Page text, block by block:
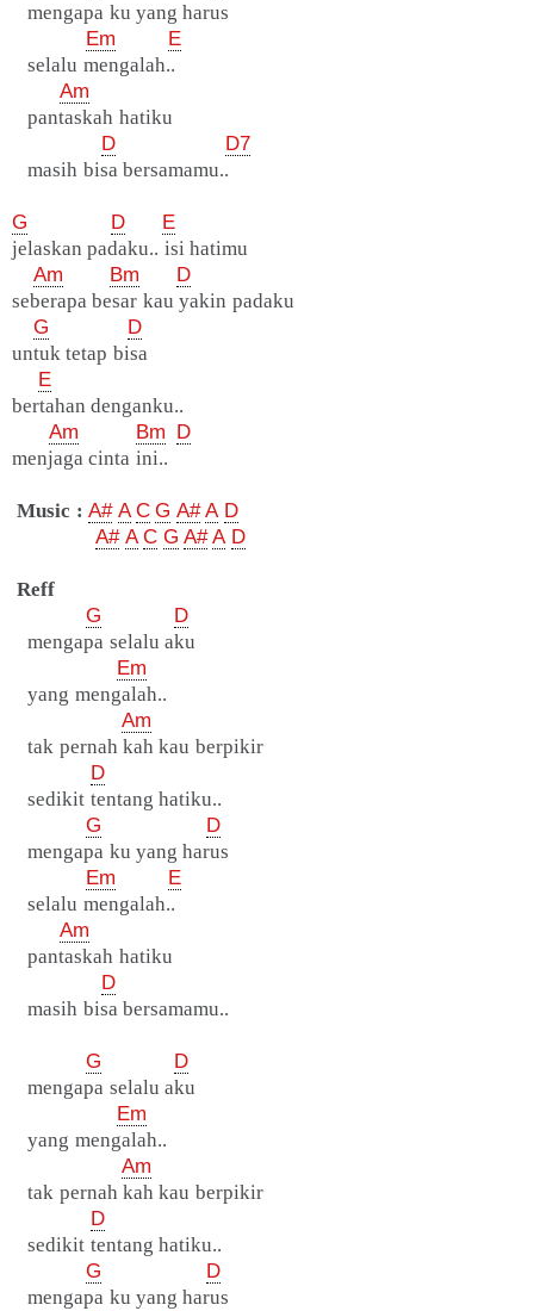
mengapa ku yang harus
Em
E
selalu mengalah..
Am
pantaskah hatiku
D
D7
masih bisa bersamamu..
G D
E
jelaskan padaku.. isi hatimu
Am
Bm
D
seberapa besar kau yakin padaku
G
D
untuk tetap bisa
E
bertahan denganku..
Am
Bm D
menjaga cinta ini..
Music : A# A C G A# A D
A# A C G A# A D
Reff
G
D
mengapa selalu aku
Em
yang mengalah..
Am
tak pernah kah kau berpikir
D
sedikit tentang hatiku..
G
D
mengapa ku yang harus
Em
E
selalu mengalah..
Am
pantaskah hatiku
D
masih bisa bersamamu..
G
D
mengapa selalu aku
Em
yang mengalah..
Am
tak pernah kah kau berpikir
D
sedikit tentang hatiku..
G
D
mengapa ku yang harus